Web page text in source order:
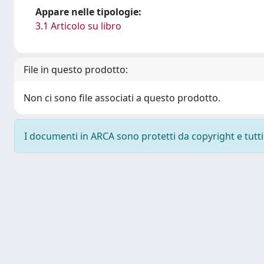
Appare nelle tipologie:
3.1 Articolo su libro
File in questo prodotto:
Non ci sono file associati a questo prodotto.
I documenti in ARCA sono protetti da copyright e